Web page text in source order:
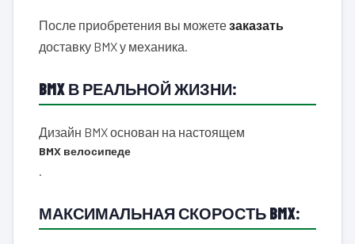
После приобретения вы можетезаказать
доставку BMX у механика.
BMX В РЕАЛЬНОЙ ЖИЗНИ:
Дизайн BMX основан на настоящем
BMX велосипеде
.
МАКСИМАЛЬНАЯ СКОРОСТЬ BMX: